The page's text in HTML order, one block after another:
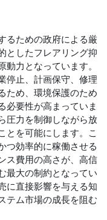
るための政府による厳
としたフレアリング抑
力となっています。
停止、計画保守、修理
ため、環境保護のため
必要性が高まっていま
圧力を制御しながら放
とを可能にします。こ
つ効率的に稼働させる
ス費用の高さが、高信
最大の制約となってい
に直接影響を与える知
テム市場の成長を阻む